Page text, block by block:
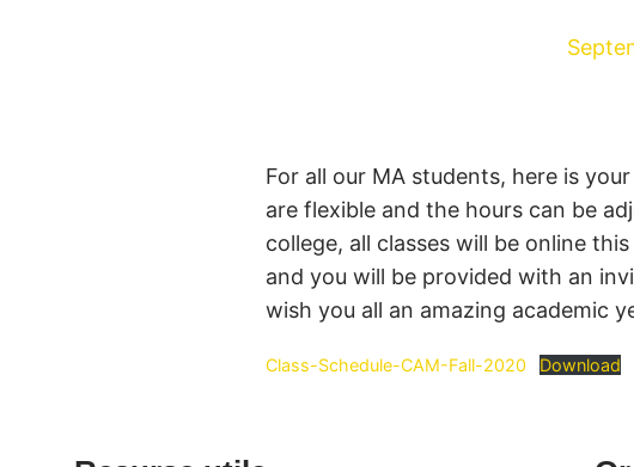
For all our MA students, here is
are flexible and the hours can be
college, all classes will be online
and you will be provided with an
wish you all an amazing academic
Class-Schedule-CAM-Fall-2020 Download